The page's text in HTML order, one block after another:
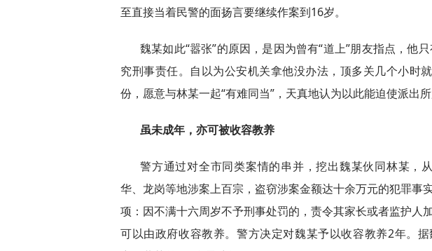
至直接当着民警的面扬言要继续作案到16岁。
魏某如此“嚣张”的原因，是因为曾有“道上”朋友指点，他
究刑事责任。自以为公安机关拿他没办法，顶多关几个小时
份，愿意与林某一起“有难同当”，天真地认为以此能迫使派出所
虽未成年，亦可被收容教养
警方通过对全市同类案情的串并，挖出魏某伙同林某，
华、龙岗等地涉案上百宗，盗窃涉案金额达十余万元的犯罪事
项：因不满十六周岁不予刑事处罚的，责令其家长或者监护人
可以由政府收容教养。警方决定对魏某予以收容教养2年。